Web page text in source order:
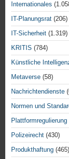
Internationales
IT-Planungsrat (206)
IT-Sicherheit (1.319)
KRITIS (784)
Künstliche
Metaverse (58)
Nachrichtendienste
Normen und
Plattformregulierung
Polizeirecht (430)
Produkthaftung (465)